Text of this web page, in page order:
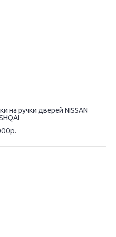
на ручки дверей NISSAN